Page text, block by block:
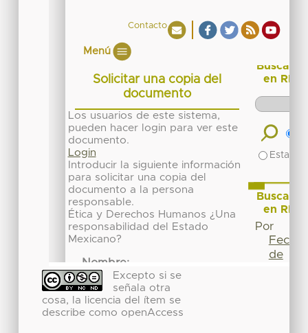
Excepto si se
señala otra
cosa, la licencia del ítem se
describe como openAccess